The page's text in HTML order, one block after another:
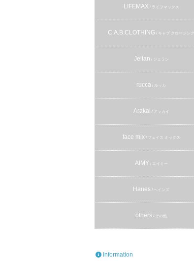
LIFEMAX / ライフマックス
C.A.B.CLOTHING / キャブ クロージング
Jellan / ジェラン
rucca / ルッカ
Arakai / アラカイ
face mix/ フェイス ミックス
AIMY / エイミー
Hanes / ヘインズ
others / その他
Information